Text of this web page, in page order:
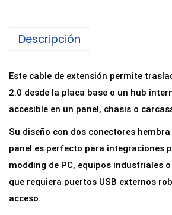
Descripción
Este cable de extensión permite
2.0 desde la placa base o un hub
accesible en un panel, chasis o
Su diseño con dos conectores
panel es perfecto para integraciones
modding de PC, equipos industriales
que requiera puertos USB externos
acceso.